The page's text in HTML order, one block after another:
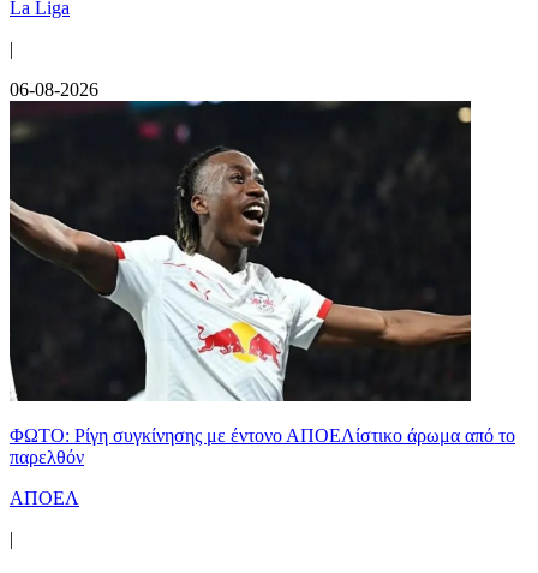
La Liga
|
06-08-2026
ΦΩΤΟ: Ρίγη συγκίνησης με έντονο ΑΠΟΕΛίστικο άρωμα από το
παρελθόν
ΑΠΟΕΛ
|